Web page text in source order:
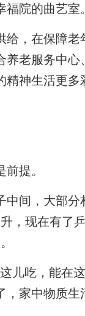
福院的曲艺室
给，在保障老
养老服务中
精神生活更多
提。
间，大部分
，现在有了
吃，能在这
，家中物质生